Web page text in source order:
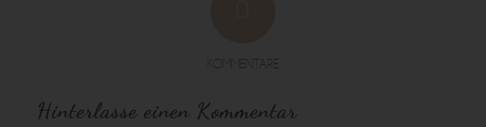
Hinterlasse einen Kommentar